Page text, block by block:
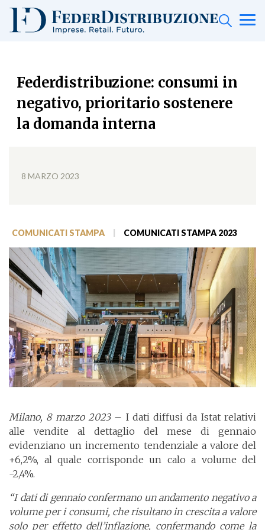
Federdistribuzione: consumi in
negativo, prioritario sostenere
la domanda interna
8 MARZO 2023
COMUNICATI STAMPA COMUNICATI STAMPA 2023
Milano, 8 marzo 2023– I dati diffusi da Istat relativi
alle vendite al dettaglio del mese di gennaio
evidenziano un incremento tendenziale a valore del
+6,2%, al quale corrisponde un calo a volume del
-2,4%.
“I dati di gennaio confermano un andamento negativo a
volume per i consumi, che risultano in crescita a valore
solo per effetto dell’inflazione, confermando come la